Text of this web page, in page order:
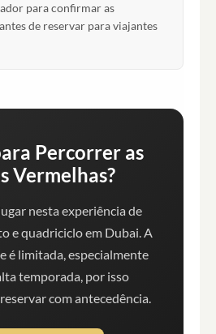
para confirmar as
de reservar para viajantes
Percorrer as
Vermelhas?
nesta experiência de
e quadriciclo em Dubai. A
é limitada, especialmente
temporada, por isso
com antecedência.